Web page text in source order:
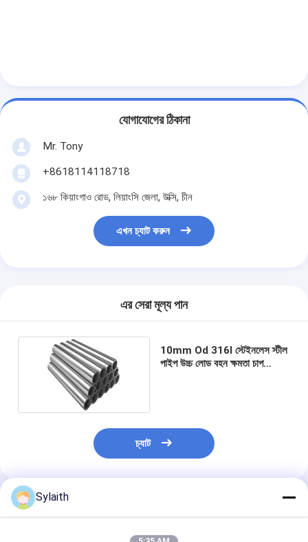
যোগাযোগের ঠিকানা
Mr. Tony
+8618114118718
১৬৮ কিয়াংগাও রোড, লিয়াংসি জেলা, উক্সি, চীন
এখন চ্যাট করুন
এর সেরা মূল্য পান
10mm Od 316l স্টেইনলেস স্টীল
পাইপ উচ্চ লোড বহন ক্ষমতা চাপ
চ্যাট
প্রস্তাবিত পণ্য
Sylaith